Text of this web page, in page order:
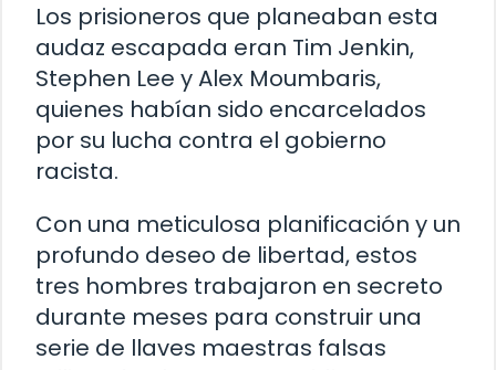
Los prisioneros que planeaban esta
audaz escapada eran Tim Jenkin,
Stephen Lee y Alex Moumbaris,
quienes habían sido encarcelados
por su lucha contra el gobierno
racista.
Con una meticulosa planificación y un
profundo deseo de libertad, estos
tres hombres trabajaron en secreto
durante meses para construir una
serie de llaves maestras falsas